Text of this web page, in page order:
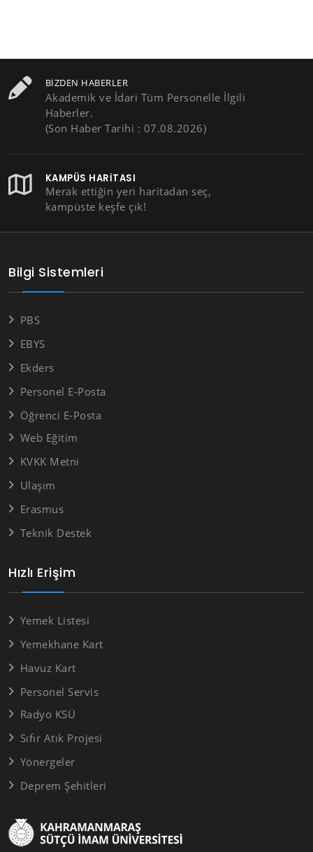
BIZDEN HABERLER
Akademik ve İdari Tüm Personelle İlgili
Haberler.
(Son Haber Tarihi : 07.08.2026)
KAMPÜS HARITASI
Merak ettiğin yeri haritadan seç,
kampüste keşfe çık!
Hızlı Erişim
Yemek Listesi
Yemekhane Kart
Havuz Kart
Personel Servis
Radyo KSÜ
Sıfır Atık Projesi
Yönergeler
Deprem Şehitleri
Bilgi Sistemleri
PBS
EBYS
Ekders
Personel E-Posta
Öğrenci E-Posta
Web Eğitim
KVKK Metni
Ulaşım
Erasmus
Teknik Destek